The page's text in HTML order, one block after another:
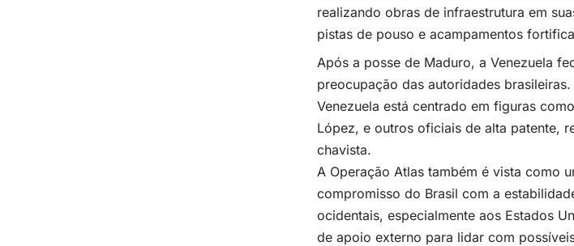
realizando obras de infraestrutura em
pistas de pouso e acampamentos
Após a posse de Maduro, a Venezuela
preocupação das autoridades
Venezuela está centrado em figuras
López, e outros oficiais de alta patente,
chavista.
A Operação Atlas também é vista como
compromisso do Brasil com a
ocidentais, especialmente aos Estados
de apoio externo para lidar com